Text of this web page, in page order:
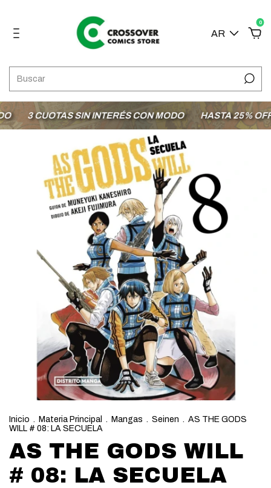
AR
0
3 CUOTAS SIN INTERÉS CON MODO HASTA 25% OFF
Inicio . Materia Principal . Mangas . Seinen . AS THE GODS
WILL # 08: LA SECUELA
AS THE GODS WILL
# 08: LA SECUELA